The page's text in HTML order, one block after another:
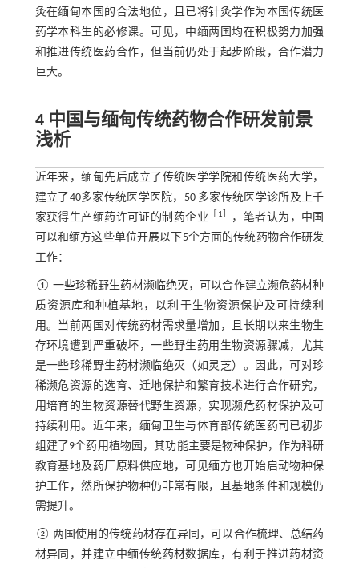
灸在缅甸本国的合法地位，且已将针灸学作为本国传统医
药学本科生的必修课。可见，中缅两国均在积极努力加强
和推进传统医药合作，但当前仍处于起步阶段，合作潜力
巨大。
4 中国与缅甸传统药物合作研发前景
浅析
近年来，缅甸先后成立了传统医学学院和传统医药大学，
建立了40多家传统医学医院，50 多家传统医学诊所及上千
家获得生产缅药许可证的制药企业
1
，笔者认为，中国
可以和缅方这些单位开展以下5个方面的传统药物合作研发
工作：
① 一些珍稀野生药材濒临绝灭，可以合作建立濒危药材种
质资源库和种植基地，以利于生物资源保护及可持续利
用。当前两国对传统药材需求量增加，且长期以来生物生
存环境遭到严重破坏，一些野生药用生物资源骤减，尤其
是一些珍稀野生药材濒临绝灭（如灵芝）。因此，可对珍
稀濒危资源的选育、迁地保护和繁育技术进行合作研究，
用培育的生物资源替代野生资源，实现濒危药材保护及可
持续利用。近年来，缅甸卫生与体育部传统医药司已初步
组建了9个药用植物园，其功能主要是物种保护，作为科研
教育基地及药厂原料供应地，可见缅方也开始启动物种保
护工作，然所保护物种仍非常有限，且基地条件和规模仍
需提升。
② 两国使用的传统药材存在异同，可以合作梳理、总结药
材异同，并建立中缅传统药材数据库，有利于推进药材资